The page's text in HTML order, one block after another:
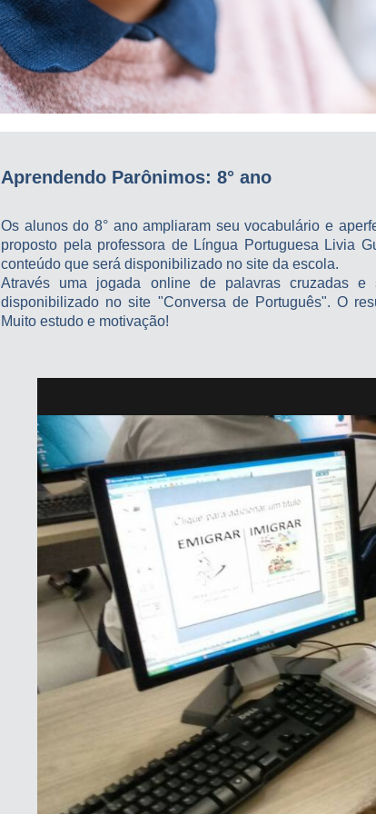
Aprendendo Parônimos: 8° ano
Os alunos do 8° ano ampliaram seu vocabulário e
proposto pela professora de Língua Portuguesa Livia
conteúdo que será disponibilizado no site da escola.
Através uma jogada online de palavras cruzadas e
disponibilizado no site "Conversa de Português". O
Muito estudo e motivação!